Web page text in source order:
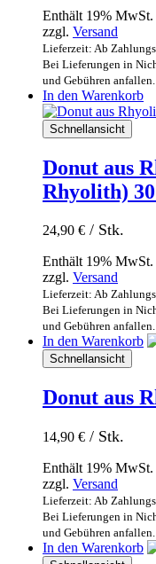
Enthält 19%
zzgl. Versand
Lieferzeit: Ab
Bei Lieferungen in
und Gebühren anfallen.
In den Warenkorb
Schnellansicht
Donut aus
Rhyolith)
24,90 € / Stk.
Enthält 19%
zzgl. Versand
Lieferzeit: Ab
Bei Lieferungen in
und Gebühren anfallen.
In den Warenkorb
Schnellansicht
Donut aus
14,90 € / Stk.
Enthält 19%
zzgl. Versand
Lieferzeit: Ab
Bei Lieferungen in
und Gebühren anfallen.
In den Warenkorb